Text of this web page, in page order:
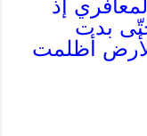
إذ
بدت
أظلمت